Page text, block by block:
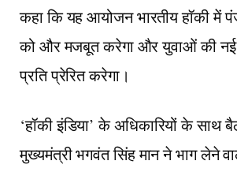
कहा कि यह आयोजन भारतीय हॉकी में
को और मजबूत करेगा और युवाओं की नई
प्रति प्रेरित करेगा।
‘हॉकी इंडिया’ के अधिकारियों के साथ
मुख्यमंत्री भगवंत सिंह मान ने भाग लेने